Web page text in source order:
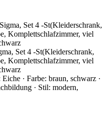
Set 4 -St(Kleiderschrank,
Komplettschlafzimmer, viel
· Farbe: braun, schwarz ·
· Stil: modern,